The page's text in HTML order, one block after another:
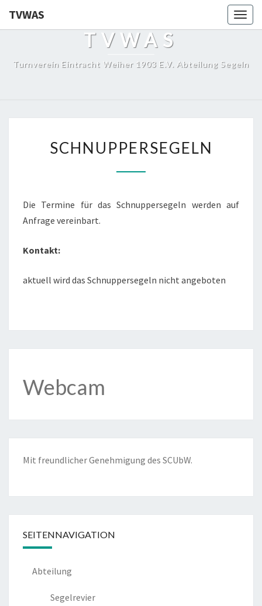
TVWAS
TVWAS
Turnverein Eintracht Weiher 1903 E.V. Abteilung Segeln
SCHNUPPERSEGELN
Die Termine für das Schnuppersegeln werden auf
Anfrage vereinbart.
Kontakt:
aktuell wird das Schnuppersegeln nicht angeboten
Webcam
Mit freundlicher Genehmigung des SCUbW.
SEITENNAVIGATION
Abteilung
Segelrevier